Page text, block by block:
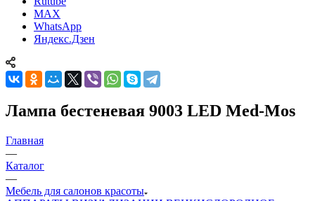
MAX
WhatsApp
Яндекс.Дзен
Лампа бестеневая 9003 LED Med-Mos
Главная
—
Каталог
—
Мебель для салонов красоты